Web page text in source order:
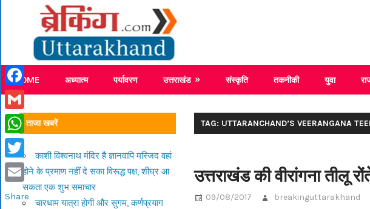
content
Breaking News Uttarakhand
HOME अध्यात्म पर्यावरण उत्तराखंड संस्कृति तकनीकी युवा
TAG: UTTARANCHAND’S VEERANGANA
उत्तराखंड की वीरांगना तीलू
09/08/2017 breakinguttarakhand
ताजा खबरें
काशी विश्वनाथ मंदिर है ज्ञानवापि मस्जिद वहां
होने के प्रमाण नहीं दे सका विरूद्ध पक्ष, शीघ्र आ
सकता एक शुभ समाचार
चारधाम यात्रा होगी और सुगम, कर्णप्रयाग
Facebook
Gmail
WhatsApp
Twitter
Email
Share